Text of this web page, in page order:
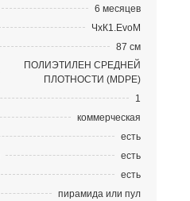
6 месяцев
ЧхК1.EvoM
87 см
ПОЛИЭТИЛЕН СРЕДНЕЙ
ПЛОТНОСТИ (MDPE)
1
коммерческая
есть
есть
есть
пирамида или пул